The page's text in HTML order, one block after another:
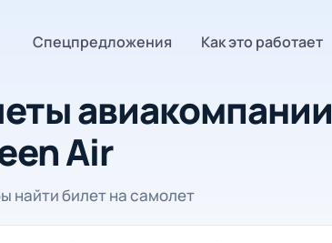
Спецпредложения Как это работает
авиакомпании
Air
найти билет на самолет